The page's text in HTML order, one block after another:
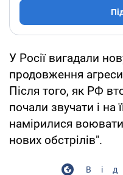
У Росії вигадали
продовження
Після того, як РФ
почали звучати і на
намірилися
нових обстрілів".